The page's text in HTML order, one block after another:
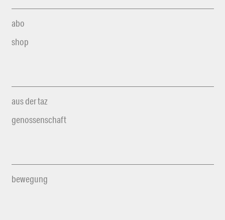
abo
shop
aus der taz
genossenschaft
bewegung